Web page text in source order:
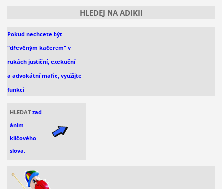
HLEDEJ NA ADIKII
Pokud nechcete být
"dřevěným kačerem" v
rukách justiční, exekuční
a advokátní mafie, využijte
funkci
HLEDAT zad
áním
klíčového
slova.